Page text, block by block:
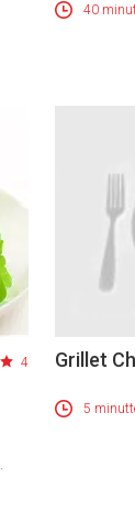
40
4 Grillet
5